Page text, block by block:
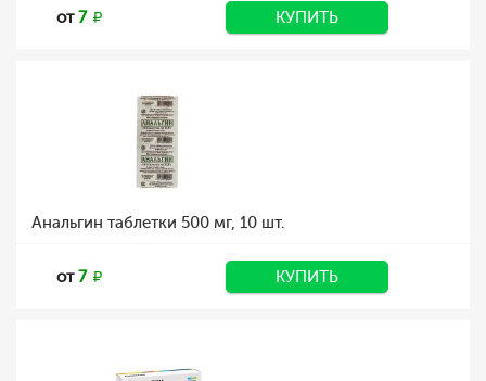
от7 КУПИТЬ
Анальгин таблетки 500 мг, 10 шт.
от7 КУПИТЬ